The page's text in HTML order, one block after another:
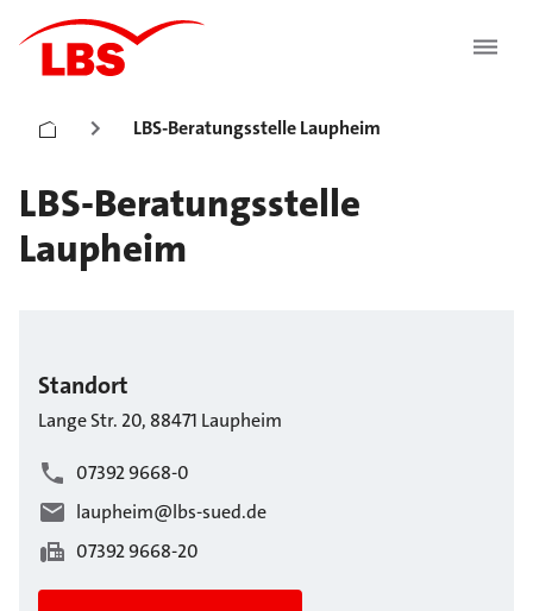
LBS-Beratungsstelle Laupheim
LBS-Beratungsstelle
Laupheim
Standort
Lange Str. 20, 88471 Laupheim
07392 9668-0
laupheim@lbs-sued.de
07392 9668-20